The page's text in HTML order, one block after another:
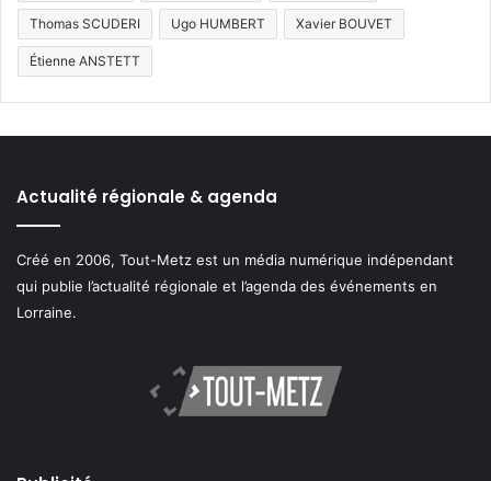
Thomas SCUDERI Ugo HUMBERT Xavier BOUVET
Étienne ANSTETT
Actualité régionale & agenda
Créé en 2006, Tout-Metz est un média numérique indépendant
qui publie l’actualité régionale et l’agenda des événements en
Lorraine.